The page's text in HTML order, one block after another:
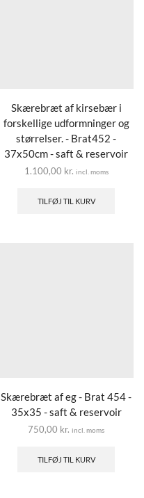
Skærebræt af kirsebær i
forskellige udformninger og
størrelser. - Brat452 -
37x50cm - saft & reservoir
1.100,00 kr. incl. moms
TILFØJ TIL KURV
Skærebræt af eg - Brat 454 -
35x35 - saft & reservoir
750,00 kr. incl. moms
TILFØJ TIL KURV